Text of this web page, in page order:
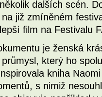
dalších scén.
již zmíněném
film na Festivalu
je ženská
průmysl, který ho
kniha
s nimiž